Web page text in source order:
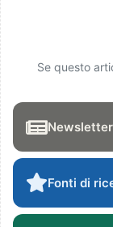
Se questo
Fonti di